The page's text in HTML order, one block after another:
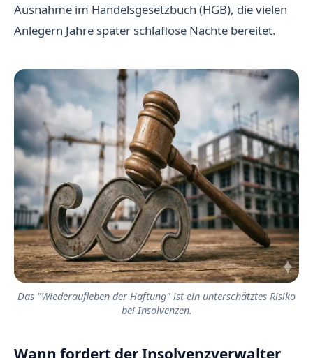
Ausnahme im Handelsgesetzbuch (HGB), die vielen
Anlegern Jahre später schlaflose Nächte bereitet.
Das "Wiederaufleben der Haftung" ist ein unterschätztes Risiko
bei Insolvenzen.
Wann fordert der Insolvenzverwalter